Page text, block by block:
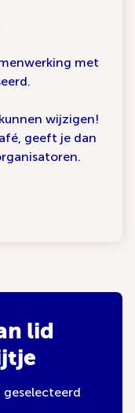
met
wijzigen!
geeft je dan
lid